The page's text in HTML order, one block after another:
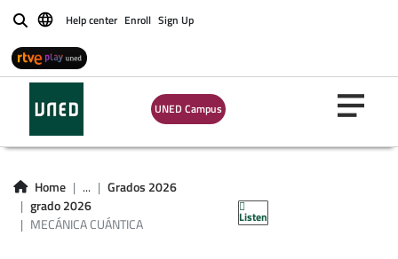
BuscarHelp center Enroll Sign Up
UNED Campus
Home ...
Grados 2026
grado 2026
MECÁNICA CUÁNTICA
Listen
MECÁNICA
CUÁNTICA